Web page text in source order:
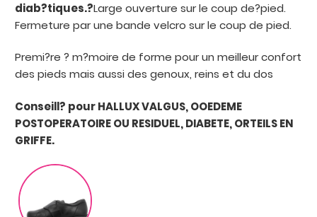
diab?tiques.?Large ouverture sur le coup de?pied.
Fermeture par une bande velcro sur le coup de pied.
Premi?re ? m?moire de forme pour un meilleur confort
des pieds mais aussi des genoux, reins et du dos
Conseill? pour HALLUX VALGUS, OOEDEME
POSTOPERATOIRE OU RESIDUEL, DIABETE, ORTEILS EN
GRIFFE.